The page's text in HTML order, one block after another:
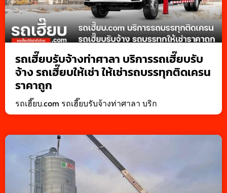
รถเฮี๊ยบรับจ้างท่าศาลา บริการรถเฮี๊ยบรับ
จ้าง รถเฮี๊ยบให้เช่า ให้เช่ารถบรรทุกติดเครน
ราคาถูก
รถเฮี๊ยบ.com รถเฮี๊ยบรับจ้างท่าศาลา บริก